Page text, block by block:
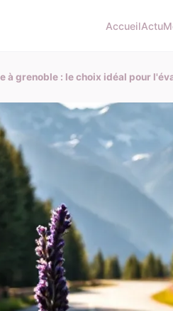
AccueilActu
à grenoble : le choix idéal pour